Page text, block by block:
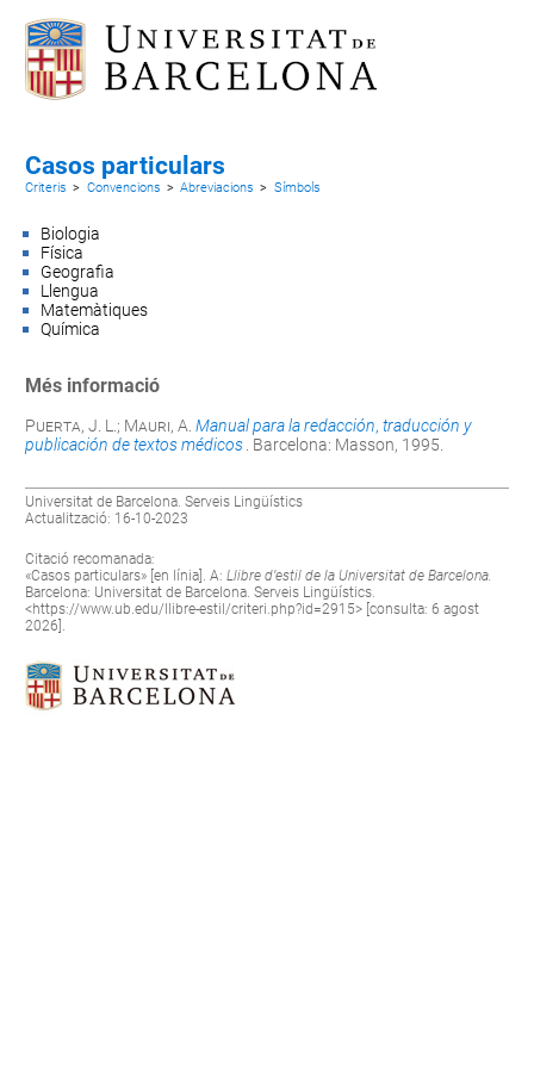
Casos particulars
Criteris > Convencions > Abreviacions > Símbols
Biologia
Física
Geografia
Llengua
Matemàtiques
Química
Més informació
Puerta, J. L.; Mauri, A.Manual para la redacción,traducción y
publicación de textos médicos . Barcelona: Masson, 1995.
Universitat de Barcelona. Serveis Lingüístics
Actualització: 16-10-2023
Citació recomanada:
«Casos particulars» [en línia]. A:Llibre d’estil de la Universitat de Barcelona.
Barcelona: Universitat de Barcelona. Serveis Lingüístics.
<https://www.ub.edu/llibre-estil/criteri.php?id=2915> [consulta: 6 agost
2026].